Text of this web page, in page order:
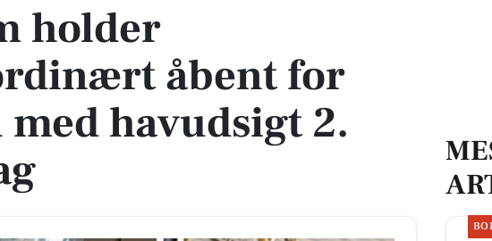
holder
åbent for
havudsigt 2.